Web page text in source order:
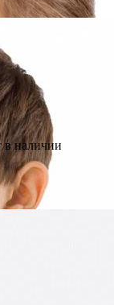
в наличии